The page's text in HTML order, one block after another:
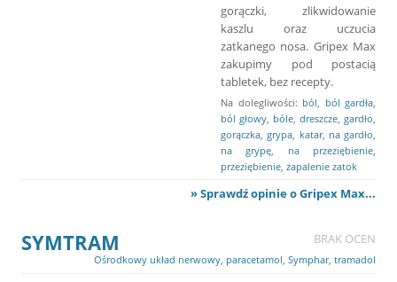
gorączki, zlikwidowanie
kaszlu oraz uczucia
zatkanego nosa. Gripex Max
zakupimy pod postacią
tabletek, bez recepty.
Na dolegliwości: ból ból gardła
ból głowy bóle dreszcze gardło
gorączka ,grypa katar, na gardło
na grypę
na przeziębienie
przeziębienie zapalenie zatok
» Sprawdź opinie o Gripex Max...
SYMTRAM BRAK OCEN
Ośrodkowy układ nerwowy paracetamol Symphar, tramadol